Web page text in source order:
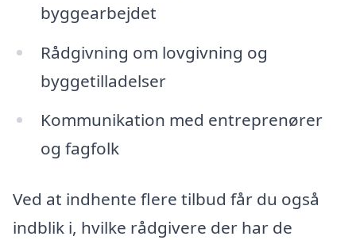
byggearbejdet
Rådgivning om lovgivning og
byggetilladelser
Kommunikation med entreprenører
og fagfolk
Ved at indhente flere tilbud får du også
indblik i, hvilke rådgivere der har de